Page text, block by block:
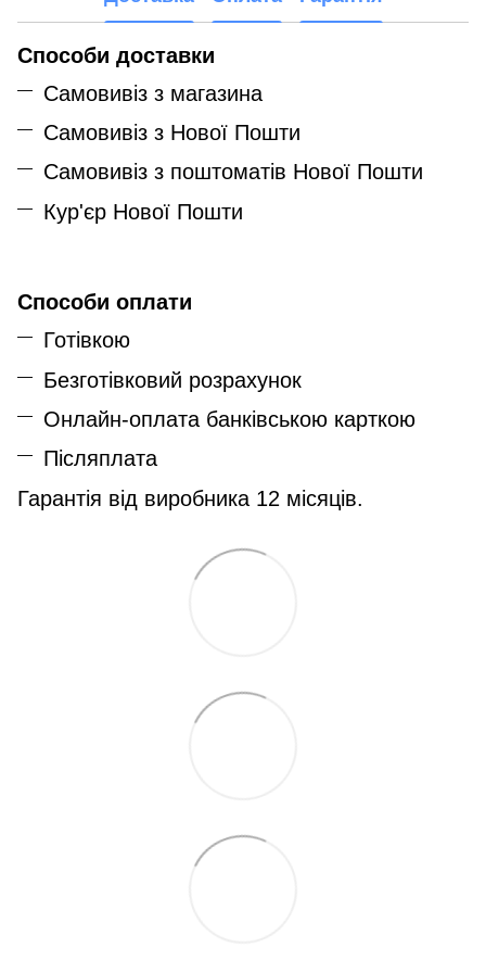
Способи доставки
Самовивіз з магазина
Самовивіз з Нової Пошти
Самовивіз з поштоматів Нової Пошти
Кур'єр Нової Пошти
Способи оплати
Готівкою
Безготівковий розрахунок
Онлайн-оплата банківською карткою
Післяплата
Гарантія від виробника 12 місяців.